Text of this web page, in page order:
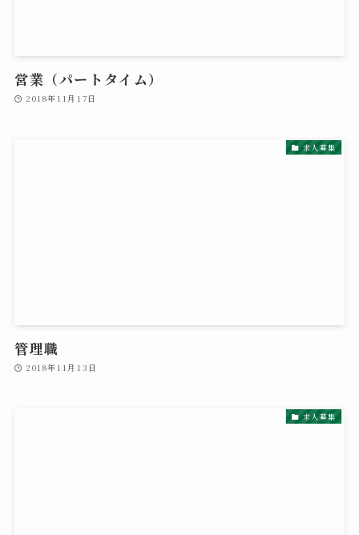
営業（パートタイム）
2018年11月17日
求人募集
管理職
2018年11月13日
求人募集